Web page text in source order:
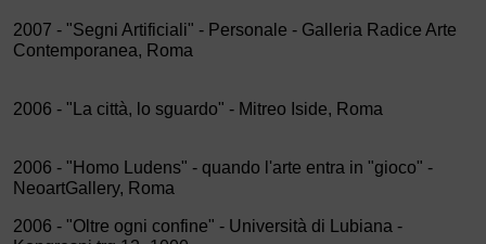
2007 - "Segni Artificiali" - Personale - Galleria Radice Arte
Contemporanea, Roma
2006 - "La città, lo sguardo" - Mitreo Iside, Roma
2006 - "Homo Ludens" - quando l'arte entra in "gioco" -
NeoartGallery, Roma
2006 - "Oltre ogni confine" - Università di Lubiana -